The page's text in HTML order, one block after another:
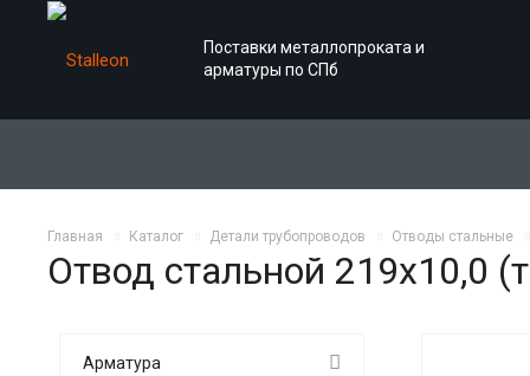
Поставки металлопроката и
арматуры по СПб
Главная Каталог Детали трубопроводов Отводы стальные
Отвод стальной 219х10,0
Арматура